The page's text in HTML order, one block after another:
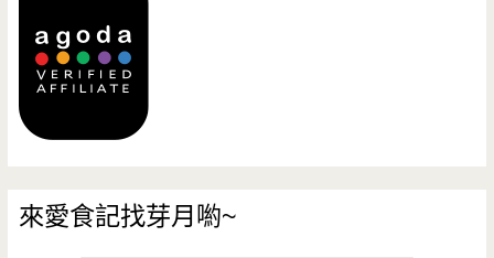
來愛食記找芽月喲~